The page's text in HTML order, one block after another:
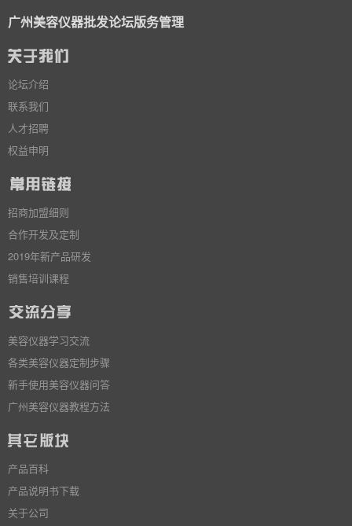
广州美容仪器批发论坛版务管理
论坛介绍
联系我们
人才招聘
权益申明
招商加盟细则
合作开发及定制
2019年新产品研发
销售培训课程
美容仪器学习交流
各类美容仪器定制步骤
新手使用美容仪器问答
广州美容仪器教程方法
产品百科
产品说明书下载
关于公司